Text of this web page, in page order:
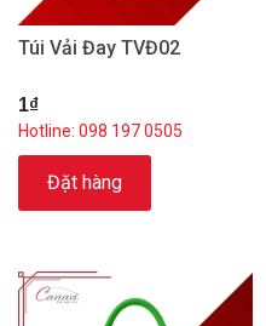
Túi Vải Đay TVĐ02
1₫
Hotline: 098 197 0505
Đặt hàng